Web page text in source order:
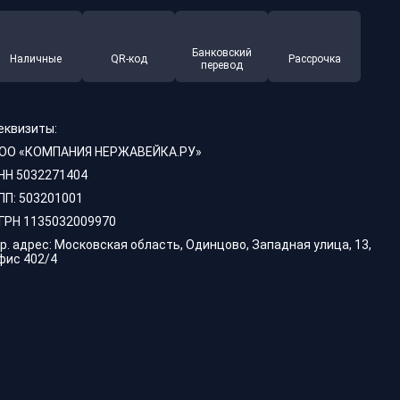
Наличные QR-код
Банковский
перевод
Рассрочка
«КОМПАНИЯ НЕРЖАВЕЙКА.РУ»
5032271404
503201001
1135032009970
адрес: Московская область, Одинцово, Западная улица, 13,
402/4